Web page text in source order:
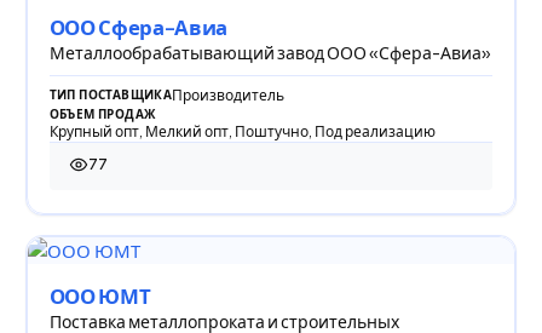
ООО Сфера-Авиа
Металлообрабатывающий завод ООО «Сфера-Авиа»
ТИП ПОСТАВЩИКАПроизводитель
ОБЪЕМ ПРОДАЖ
Крупный опт, Мелкий опт, Поштучно, Под реализацию
77
77 просмотров
ООО ЮМТ
Поставка металлопроката и строительных